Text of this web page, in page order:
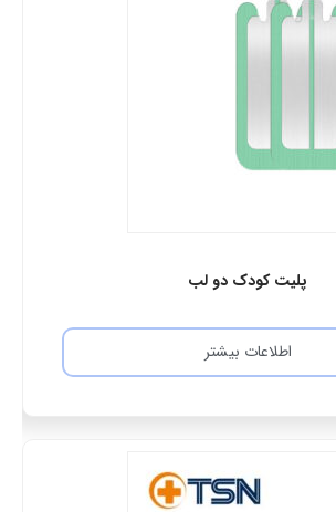
پلیت کودک دو لب
اطلاعات بیشتر